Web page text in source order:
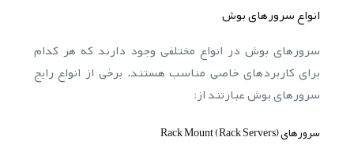
انواع سرورهای بوش
سرورهای بوش در انواع مختلفی وجود دارند که هر کدام
برای کاربردهای خاصی مناسب هستند. برخی از انواع رایج
سرورهای بوش عبارتند از:
سرورهای Rack Mount (Rack Servers)